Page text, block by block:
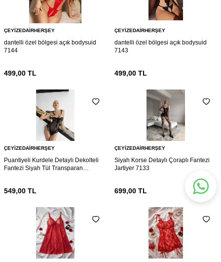
ÇEYIZEDAIRHERŞEY
dantelli özel bölgesi açık bodysuid
7144
499,00 TL
ÇEYIZEDAIRHERŞEY
dantelli özel bölgesi açık bodysuid
7143
499,00 TL
ÇEYIZEDAIRHERŞEY
Puantiyeli Kurdele Detaylı Dekolteli
Fantezi Siyah Tül Transparan
549,00 TL
ÇEYIZEDAIRHERŞEY
Siyah Korse Detaylı Çoraplı Fantezi
Jartiyer 7133
699,00 TL